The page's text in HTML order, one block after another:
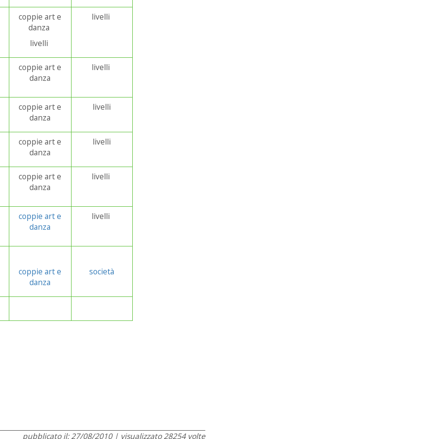
coppie art e
danza
livelli
livelli
coppie art e
danza
livelli
coppie art e
danza
livelli
coppie art e
danza
livelli
coppie art e
danza
livelli
coppie art e
danza
livelli
coppie art e
danza
società
pubblicato il: 27/08/2010 | visualizzato 28254 volte